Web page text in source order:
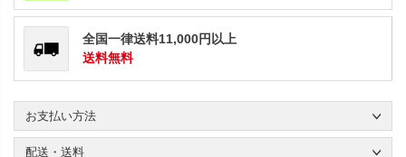
全国一律送料11,000円以上
送料無料
お支払い方法
配送・送料